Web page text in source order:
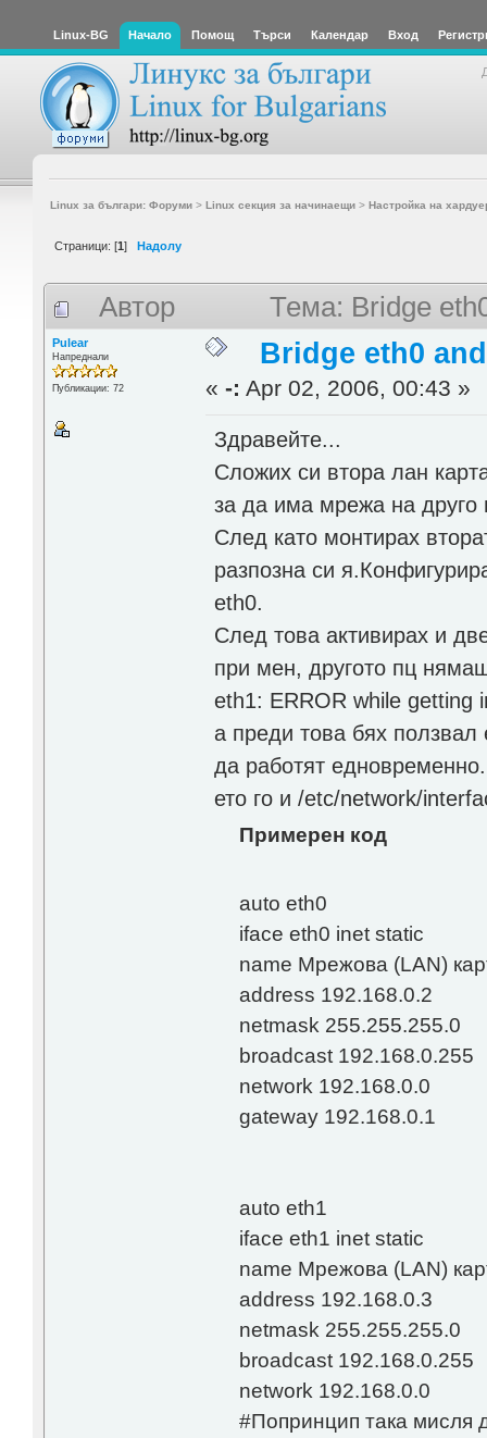
Linux-BG Начало Помощ Търси Календар Вход
Linux за българи: Форуми> Linux секция за начинаещи> Настройка на
Страници: [1] Надолу
Автор Тема: Bridge
Pulear
Напреднали
Публикации: 72
Bridge eth0
«-: Apr 02, 2006, 00:43 »
Здравейте...
Сложих си втора лан
за да има мрежа на друго
След като монтирах
разпозна си
eth0.
След това активирах и
при мен, другото пц
eth1: ERROR while getting
а преди това бях ползвал
да работят едновременно.
ето го и /etc/network/
Примерен код
auto eth0
iface eth0 inet static
name Мрежова (LAN)
address 192.168.0.2
netmask 255.255.255.0
broadcast 192.168.0.255
network 192.168.0.0
gateway 192.168.0.1
auto eth1
iface eth1 inet static
name Мрежова (LAN)
address 192.168.0.3
netmask 255.255.255.0
broadcast 192.168.0.255
network 192.168.0.0
#Попринцип така мисля